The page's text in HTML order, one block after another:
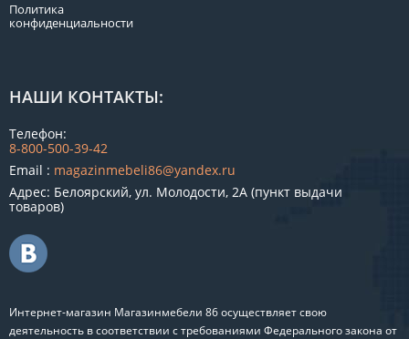
Политика
конфиденциальности
НАШИ КОНТАКТЫ:
Телефон:
8-800-500-39-42
Email : magazinmebeli86@yandex.ru
Адрес: Белоярский, ул. Молодости, 2А (пункт выдачи
товаров)
Интернет-магазин Магазинмебели 86 осуществляет свою
деятельность в соответствии с требованиями Федерального закона от